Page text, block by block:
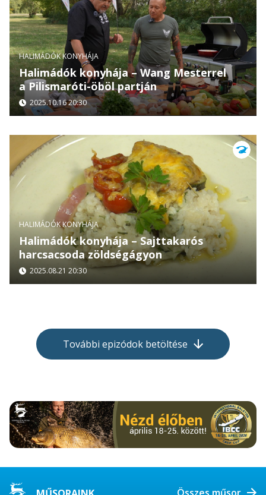
HALIMÁDÓK KONYHÁJA
Halimádók konyhája – Wang Mesterrel
a Pilismaróti-öböl partján
2025.10.16 20:30
HALIMÁDÓK KONYHÁJA
Halimádók konyhája – Sajttakarós
harcsacsoda zöldségágyon
2025.08.21 20:30
További epizódok betöltése